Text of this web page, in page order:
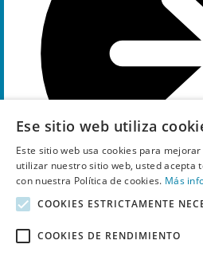
Muestra el códigoG8X
Ese sitio web utiliza
Este sitio web usa cookies para
utilizar nuestro sitio web, usted acepta
con nuestra Política de cookies. Más
COOKIES ESTRICTAMENTE
COOKIES DE RENDIMIENTO